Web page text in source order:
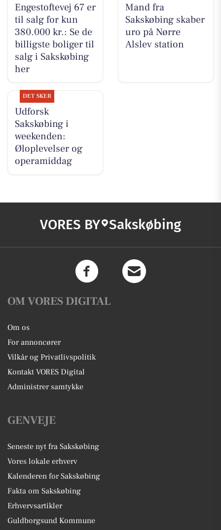
Engestoftevej 67 er
til salg for kun
380.000 kr.: Se de
billigste boliger til
salg i Sakskøbing
her
Mand fra
Sakskøbing skaber
uro på Nørre
Alslev station
DET SKER
Udforsk
Sakskøbing i
weekenden:
Øloplevelser og
operamiddag
VORES BY Sakskøbing
OM VORES DIGITAL
Om os
For annoncører
Vilkår og Privatlivspolitik
Kontakt VORES Digital
Administrer samtykke
GENVEJE
Seneste nyt fra Sakskøbing
Vores lokale erhverv
Kalenderen for Sakskøbing
Fakta om Sakskøbing
Erhvervsartikler
Guldborgsund Kommune